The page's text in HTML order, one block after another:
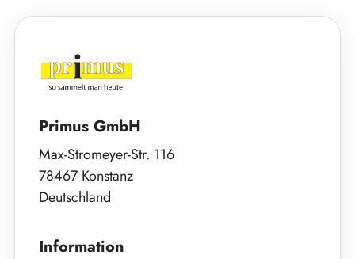
Primus GmbH
Max-Stromeyer-Str. 116
78467 Konstanz
Deutschland
Information